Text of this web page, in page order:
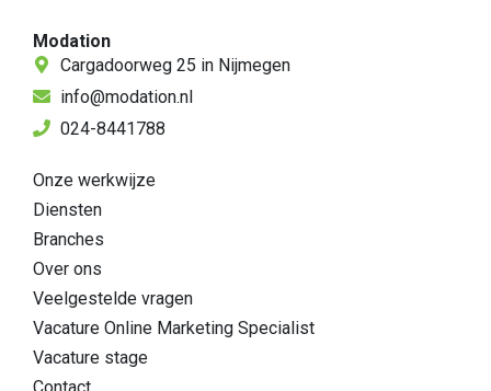
Modation
Cargadoorweg 25 in Nijmegen
info@modation.nl
024-8441788
Onze werkwijze
Diensten
Branches
Over ons
Veelgestelde vragen
Vacature Online Marketing Specialist
Vacature stage